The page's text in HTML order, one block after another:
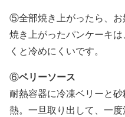
⑤全部焼き上がったら、お
焼き上がったパンケーキ
くと冷めにくいです。
⑥ベリーソース
耐熱容器に冷凍ベリーと
熱。一旦取り出して、一